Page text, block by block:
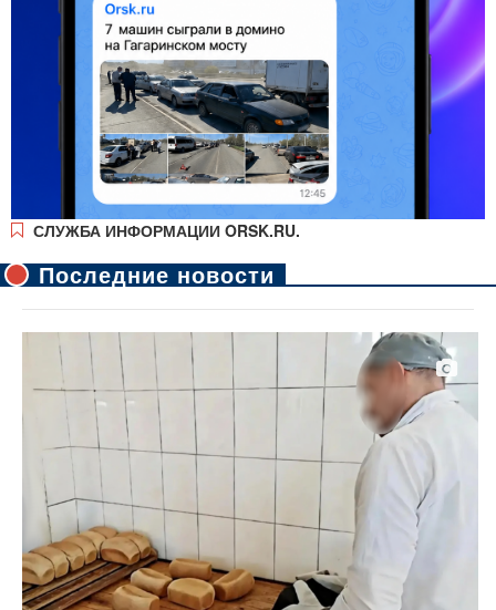
СЛУЖБА ИНФОРМАЦИИ ORSK.RU.
Последние новости